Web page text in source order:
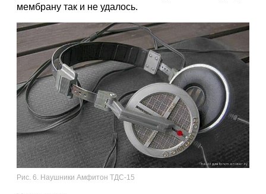
мембрану так и не удалось.
Рис. 6. Наушники Амфитон ТДС-15